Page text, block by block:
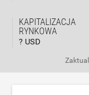
KAPITALIZACJA
RYNKOWA
? USD